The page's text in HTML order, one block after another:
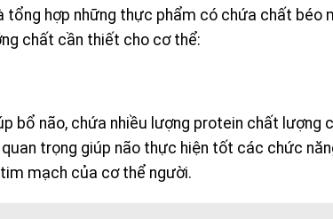
tổng hợp những thực phẩm có chứa chất béo
chất cần thiết cho cơ thể:
bổ não, chứa nhiều lượng protein chất lượng
trọng giúp não thực hiện tốt các chức
mạch của cơ thể người.